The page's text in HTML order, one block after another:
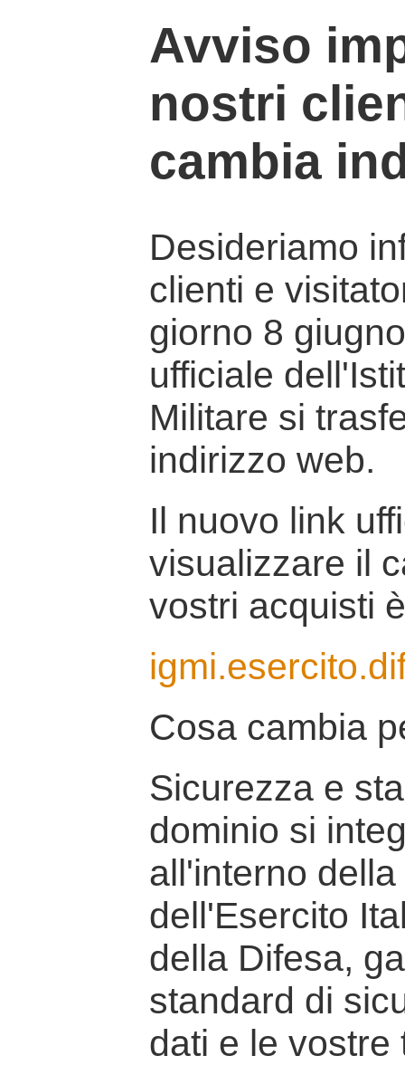
Avviso
nostri
cambia
Desideriamo
clienti e
giorno 8
ufficiale
Militare si
indirizzo web.
Il nuovo link
visualizzare il
vostri acquisti
Cosa cambia
Sicurezza e
dominio si
all'interno
dell'Esercito
della Difesa,
standard di
dati e le vostre